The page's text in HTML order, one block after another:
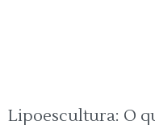
Lipoescultura: O